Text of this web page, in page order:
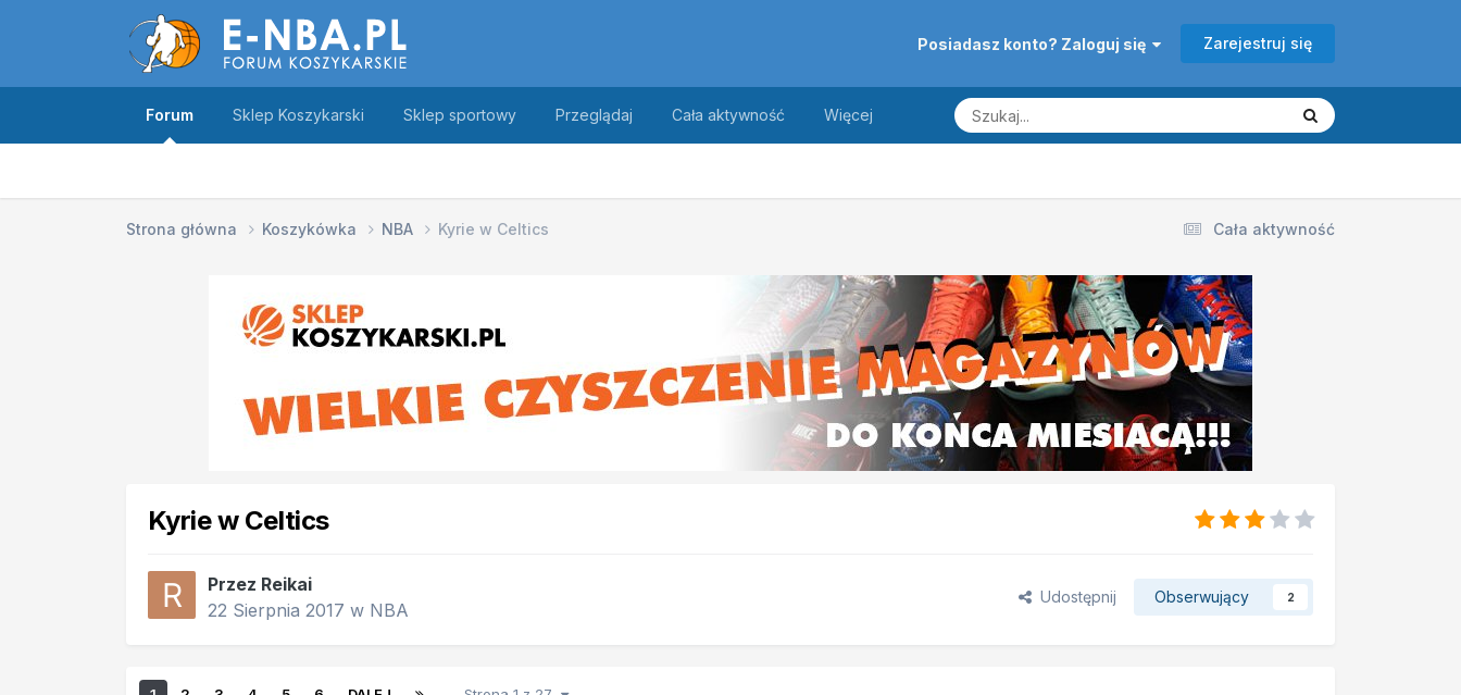
Posiadasz konto? Zaloguj się Zarejestruj się
Forum Sklep Koszykarski Sklep sportowy Przeglądaj Cała aktywność Więcej
Cała aktywność
Strona główna Koszykówka NBA Kyrie w Celtics
Kyrie w Celtics
Przez Reikai
22 Sierpnia 2017 w NBA
Udostępnij Obserwujący 2